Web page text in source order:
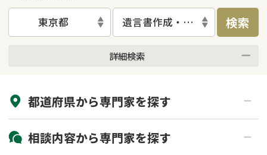
東京都 遺言書作成・遺言執行 検索
詳細検索
初回相談無料
土日祝の相談可能
都道府県から専門家を探す
北海道・東北
相談内容から専門家を探す